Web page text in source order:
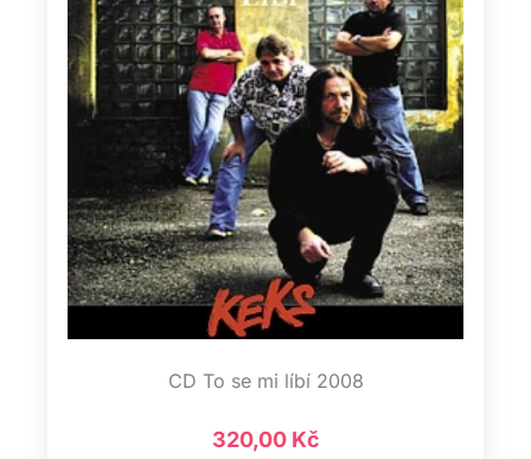
CD To se mi líbí 2008
320,00 Kč